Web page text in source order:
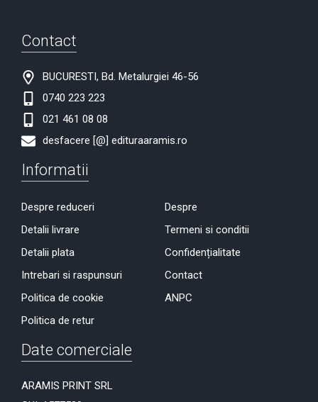
Contact
BUCURESTI, Bd. Metalurgiei 46-56
0740 223 223
021 461 08 08
desfacere [@] edituraaramis.ro
Informatii
Despre reduceri
Detalii livrare
Detalii plata
Intrebari si raspunsuri
Politica de cookie
Politica de retur
Despre
Termeni si conditii
Confidențialitate
Contact
ANPC
Date comerciale
ARAMIS PRINT SRL